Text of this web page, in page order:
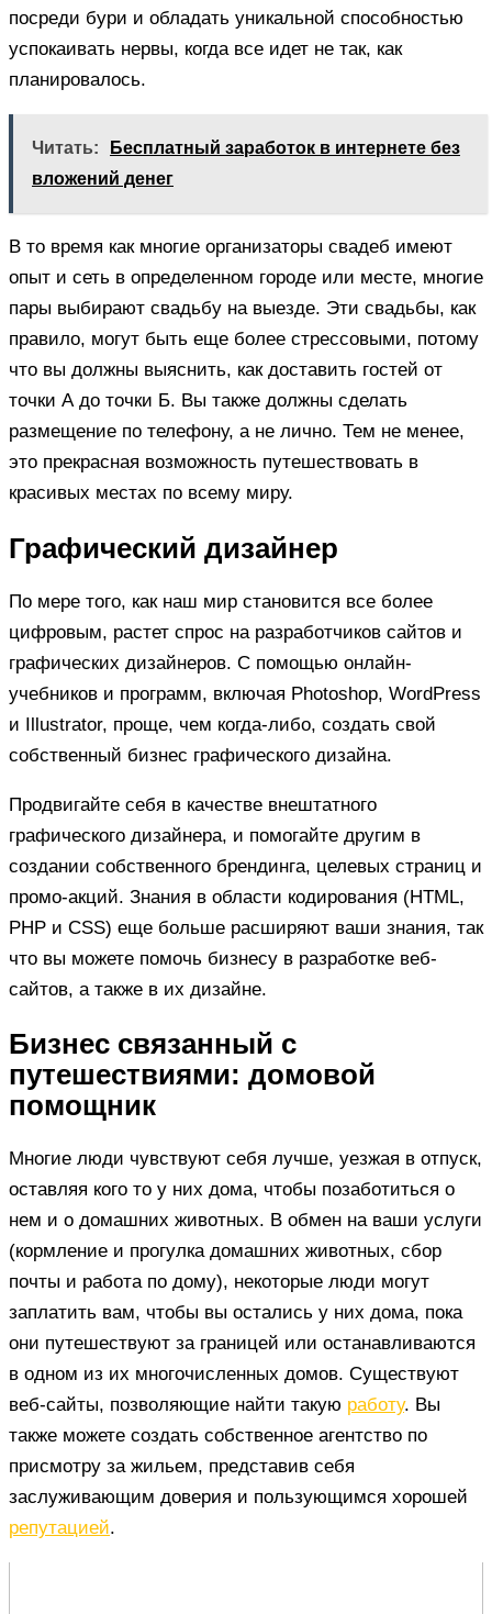
посреди бури и обладать уникальной способностью
успокаивать нервы, когда все идет не так, как
планировалось.
Читать:
Бесплатный заработок в интернете без
вложений денег
В то время как многие организаторы свадеб имеют
опыт и сеть в определенном городе или месте, многие
пары выбирают свадьбу на выезде. Эти свадьбы, как
правило, могут быть еще более стрессовыми, потому
что вы должны выяснить, как доставить гостей от
точки А до точки Б. Вы также должны сделать
размещение по телефону, а не лично. Тем не менее,
это прекрасная возможность путешествовать в
красивых местах по всему миру.
Графический дизайнер
По мере того, как наш мир становится все более
цифровым, растет спрос на разработчиков сайтов и
графических дизайнеров. С помощью онлайн-
учебников и программ, включая Photoshop, WordPress
и Illustrator, проще, чем когда-либо, создать свой
собственный бизнес графического дизайна.
Продвигайте себя в качестве внештатного
графического дизайнера, и помогайте другим в
создании собственного брендинга, целевых страниц и
промо-акций. Знания в области кодирования (HTML,
PHP и CSS) еще больше расширяют ваши знания, так
что вы можете помочь бизнесу в разработке веб-
сайтов, а также в их дизайне.
Бизнес связанный с
путешествиями: домовой
помощник
Многие люди чувствуют себя лучше, уезжая в отпуск,
оставляя кого то у них дома, чтобы позаботиться о
нем и о домашних животных. В обмен на ваши услуги
(кормление и прогулка домашних животных, сбор
почты и работа по дому), некоторые люди могут
заплатить вам, чтобы вы остались у них дома, пока
они путешествуют за границей или останавливаются
в одном из их многочисленных домов. Существуют
веб-сайты, позволяющие найти такую работу. Вы
также можете создать собственное агентство по
присмотру за жильем, представив себя
заслуживающим доверия и пользующимся хорошей
репутацией.